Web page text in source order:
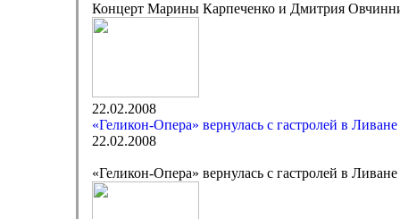
Концерт Марины Карпеченко и Дмитрия
22.02.2008
«Геликон-Опера» вернулась с гастролей в Ливане
22.02.2008
«Геликон-Опера» вернулась с гастролей в Ливане